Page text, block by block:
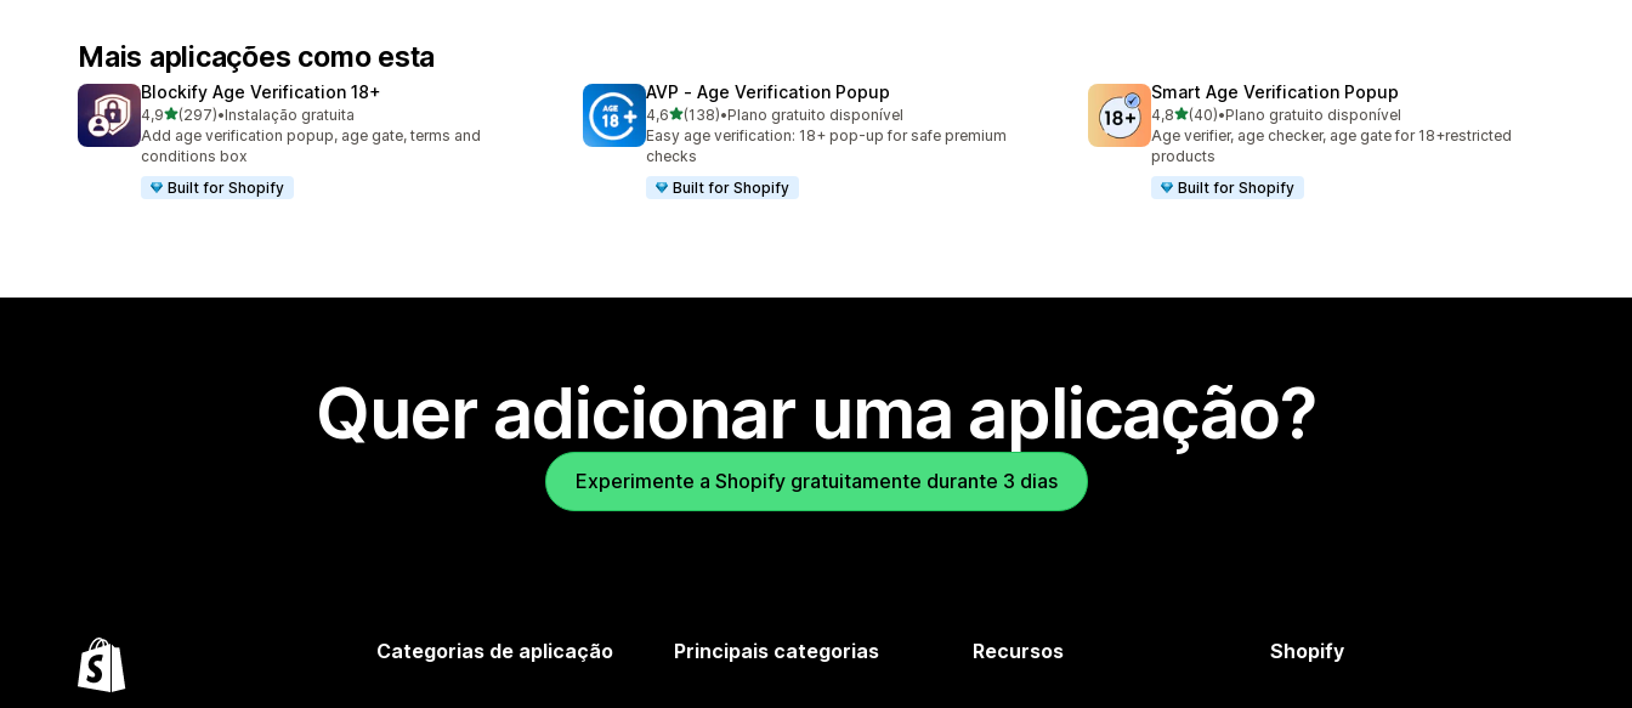
Mais aplicações como esta
Blockify Age Verification 18+
4,9de 5 estrelas
(297)
297 total de avaliações
•Instalação gratuita
Add age verification popup, age gate, terms and
conditions box
Built for Shopify
AVP ‑ Age Verification Popup
4,6de 5 estrelas
(138)
138 total de avaliações
•Plano gratuito disponível
Easy age verification: 18+ pop-up for safe premium
checks
Built for Shopify
Smart Age Verification Popup
4,8de 5 estrelas
(40)
40 total de avaliações
•Plano gratuito disponível
Age verifier, age checker, age gate for 18+restricted
products
Built for Shopify
Quer adicionar uma aplicação?
Experimente a Shopify gratuitamente durante 3 dias
Categorias de aplicação Principais categorias Recursos Shopify